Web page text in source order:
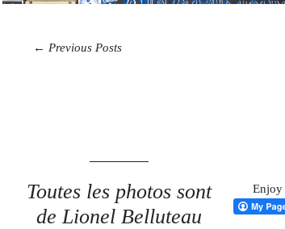
← Previous Posts
Toutes les photos sont
de Lionel Belluteau
Enjoy